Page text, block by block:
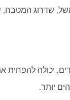
שדרוג
יכולה להפחית
יותר.